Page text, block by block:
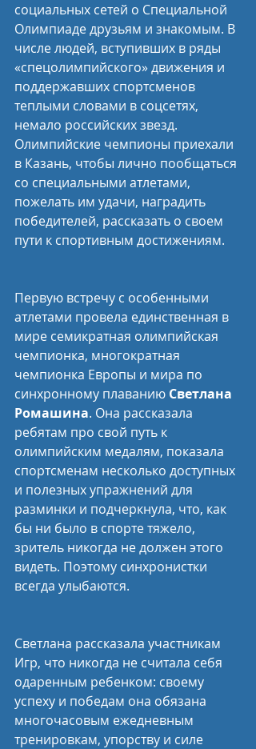
социальных сетей о Специальной
Олимпиаде друзьям и знакомым. В
числе людей, вступивших в ряды
«спецолимпийского» движения и
поддержавших спортсменов
теплыми словами в соцсетях,
немало российских звезд.
Олимпийские чемпионы приехали
в Казань, чтобы лично пообщаться
со специальными атлетами,
пожелать им удачи, наградить
победителей, рассказать о своем
пути к спортивным достижениям.
Первую встречу с особенными
атлетами провела единственная в
мире семикратная олимпийская
чемпионка, многократная
чемпионка Европы и мира по
синхронному плаванию Светлана
Ромашина. Она рассказала
ребятам про свой путь к
олимпийским медалям, показала
спортсменам несколько доступных
и полезных упражнений для
разминки и подчеркнула, что, как
бы ни было в спорте тяжело,
зритель никогда не должен этого
видеть. Поэтому синхронистки
всегда улыбаются.
Светлана рассказала участникам
Игр, что никогда не считала себя
одаренным ребенком: своему
успеху и победам она обязана
многочасовым ежедневным
тренировкам, упорству и силе